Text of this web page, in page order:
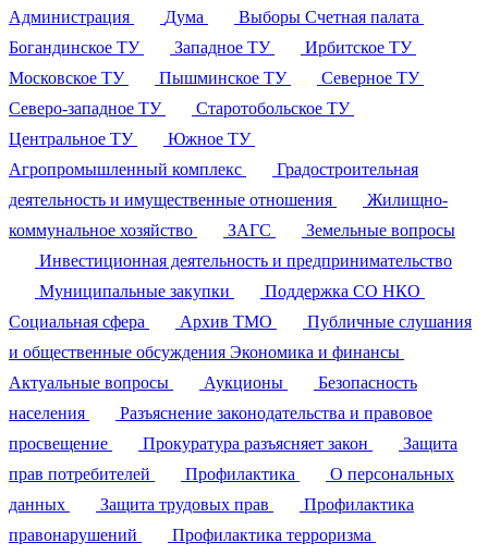
Администрация
Дума Выборы Счетная палата
Богандинское ТУ
Западное ТУ
Ирбитское ТУ
Московское ТУ
Пышминское ТУ
Северное ТУ
Северо-западное ТУ
Старотобольское ТУ
Центральное ТУ
Южное ТУ
Агропромышленный комплекс
Градостроительная
деятельность и имущественные отношения
Жилищно-
коммунальное хозяйство
ЗАГС
Земельные вопросы
Инвестиционная деятельность и предпринимательство
Муниципальные закупки
Поддержка СО НКО
Социальная сфера
Архив ТМО
Публичные слушания
и общественные обсуждения Экономика и финансы
Актуальные вопросы
Аукционы
Безопасность
населения
Разъяснение законодательства и правовое
просвещение
Прокуратура разъясняет закон
Защита
прав потребителей
Профилактика
О персональных
данных
Защита трудовых прав
Профилактика
правонарушений
Профилактика терроризма